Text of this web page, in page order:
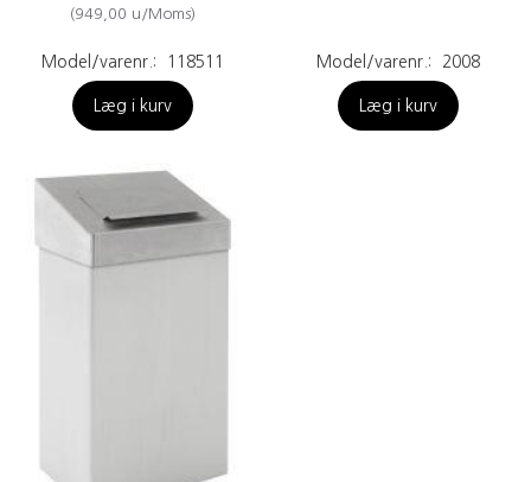
(949,00 u/Moms)
Model/varenr.: 118511
Læg i kurv
Model/varenr.: 2008
Læg i kurv